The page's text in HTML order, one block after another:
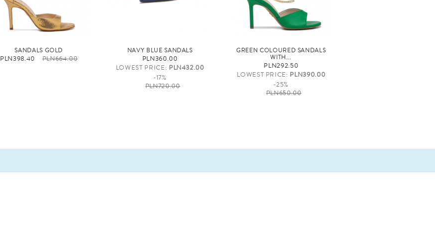
SANDALS GOLD
PLN398.40 PLN664.00
NAVY BLUE SANDALS
PLN360.00
LOWEST PRICE: PLN432.00
-17%
PLN720.00
GREEN COLOURED SANDALS
WITH...
PLN292.50
LOWEST PRICE: PLN390.00
-25%
PLN650.00